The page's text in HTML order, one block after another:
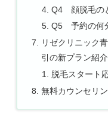
Q4 顔脱毛の
Q5 予約の何
リゼクリニック
引の新プラン紹介
脱毛スタート
無料カウンセリ